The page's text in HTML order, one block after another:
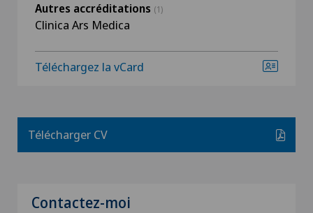
Autres accréditations (1)
Clinica Ars Medica
Téléchargez la vCard
Télécharger CV
Contactez-moi